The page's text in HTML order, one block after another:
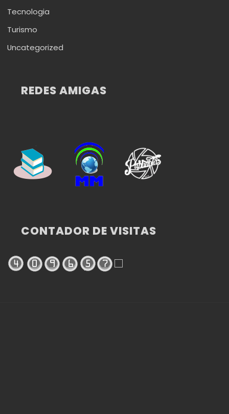
Tecnologia
Turismo
Uncategorized
REDES AMIGAS
CONTADOR DE VISITAS